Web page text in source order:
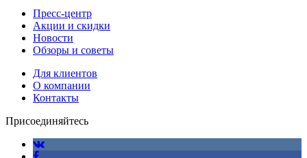
Пресс-центр
Акции и скидки
Новости
Обзоры и советы
Для клиентов
О компании
Контакты
Присоединяйтесь